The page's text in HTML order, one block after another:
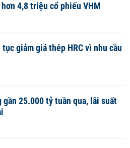
4,8 triệu cổ phiếu VHM
giảm giá thép HRC vì nhu cầu
gần 25.000 tỷ tuần qua, lãi suất